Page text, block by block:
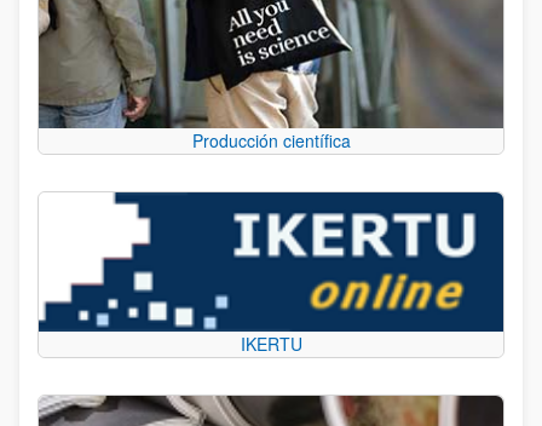
Producción científica
IKERTU